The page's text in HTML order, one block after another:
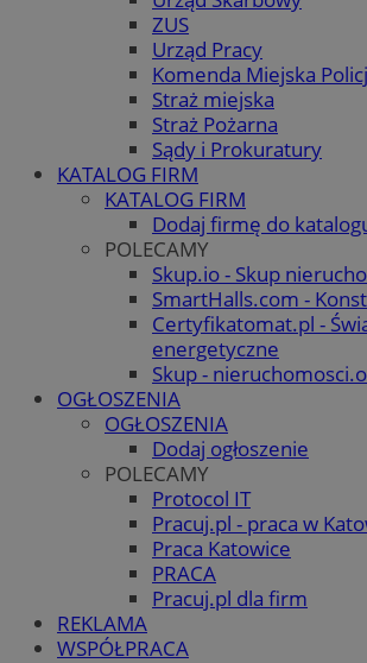
ZUS
Urząd Pracy
Komenda Miejska
Straż miejska
Straż Pożarna
Sądy i Prokuratury
KATALOG FIRM
KATALOG FIRM
Dodaj firmę do
POLECAMY
Skup.io - Skup
SmartHalls.com -
Certyfikatomat.pl -
energetyczne
Skup -
OGŁOSZENIA
OGŁOSZENIA
Dodaj ogłoszenie
POLECAMY
Protocol IT
Pracuj.pl - praca w
Praca Katowice
PRACA
Pracuj.pl dla firm
REKLAMA
WSPÓŁPRACA